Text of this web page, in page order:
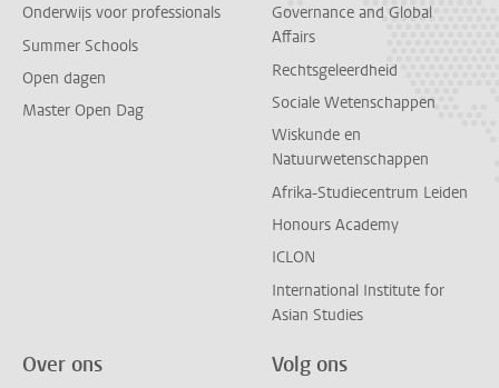
Onderwijs voor professionals
Summer Schools
Open dagen
Master Open Dag
Governance and Global
Affairs
Rechtsgeleerdheid
Sociale Wetenschappen
Wiskunde en
Natuurwetenschappen
Afrika-Studiecentrum Leiden
Honours Academy
ICLON
International Institute for
Asian Studies
Over ons Volg ons